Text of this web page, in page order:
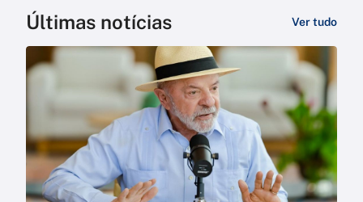
Últimas notícias Ver tudo